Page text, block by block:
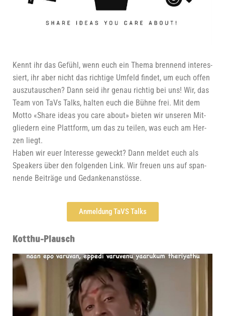
Kennt ihr das Gefühl, wenn euch ein The­ma bren­nend inter­es­
siert, ihr aber nicht das rich­ti­ge Umfeld fin­det, um euch offen
aus­zu­tau­schen? Dann seid ihr genau rich­tig bei uns! Wir, das
Team von TaVs Talks, hal­ten euch die Büh­ne frei. Mit dem
Mot­to «Share ide­as you care about» bie­ten wir unse­ren Mit­
glie­dern eine Platt­form, um das zu tei­len, was euch am Her­
zen liegt.
Haben wir euer Inter­es­se geweckt? Dann mel­det euch als
Spea­k­ers über den fol­gen­den Link. Wir freu­en uns auf span­
nen­de Bei­trä­ge und Gedankenanstösse.
Anmel­dung TaVS Talks
Kotthu-Plausch